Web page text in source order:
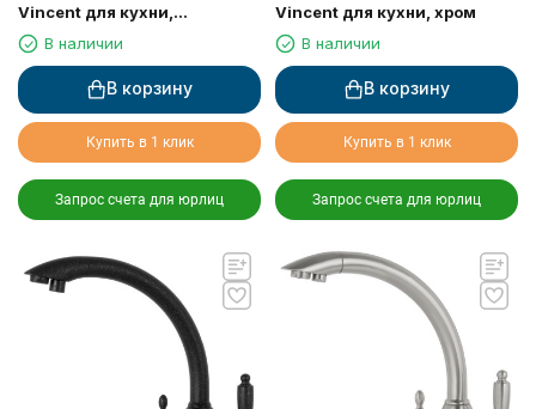
Vincent для кухни,
сенсорное управление,
вытяжная лейка, Sensor
В наличии
В корзину
Купить в 1 клик
Запрос счета для юрлиц
Vincent для кухни, хром
В наличии
В корзину
Купить в 1 клик
Запрос счета для юрлиц